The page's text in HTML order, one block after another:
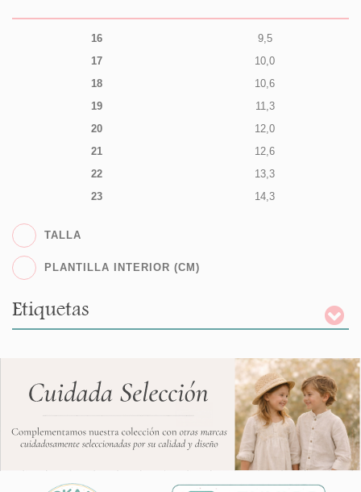
16
9,5
17
10,0
18
10,6
19
11,3
20
12,0
21
12,6
22
13,3
23
14,3
TALLA
PLANTILLA INTERIOR (CM)
Etiquetas